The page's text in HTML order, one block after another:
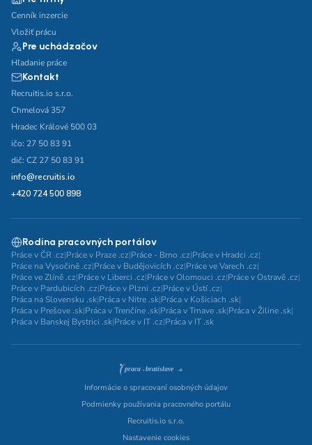
Cenník inzercie
Vložiť prácu
Pre uchádzačov
Hľadanie práce
Kontakt
Recruitis.io s.r.o.
Chmelová 357
Hradec Králové 500 03
ičo: 27 50 83 91
dič: CZ 27 50 83 91
info@recruitis.io
+420 724 500 898
Rodina pracovných portálov
Práce v ČR .cz|Práce v Praze .cz|Práce - Brno .cz|Práce v Hradci .cz|
Práce na Vysočině .cz|Práce v Budějovicích .cz|Práce ve Varech .cz|
Práce ve Zlíně .cz|Práce v Liberci .cz|Práce v Olomouci .cz|Práce v Ostravě .cz|
Práce v Pardubicích .cz|Práce v Plzni .cz|Práce v Ústí .cz|
Práca na Slovensku .sk|Práca v Nitre .sk|Práca v Košiciach .sk|
Práca v Prešove .sk|Práca v Trenčíne .sk|Práca v Trnave .sk|Práca v Žiline .sk|
Práca v Banskej Bystrici .sk|Práce v IT .cz|Práca v IT .sk
Informácie o spracovaní osobných údajov
Podmienky používania pracovného portálu
Recruitis.io s.r.o.
Nastavenie cookies